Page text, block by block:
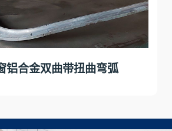
铝合金双曲带扭曲弯弧